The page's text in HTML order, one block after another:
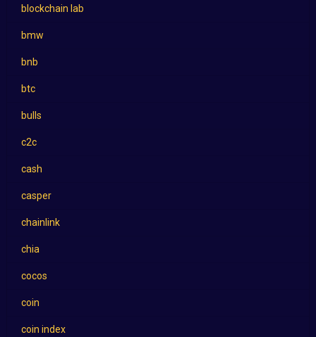
blockchain lab
bmw
bnb
btc
bulls
c2c
cash
casper
chainlink
chia
cocos
coin
coin index